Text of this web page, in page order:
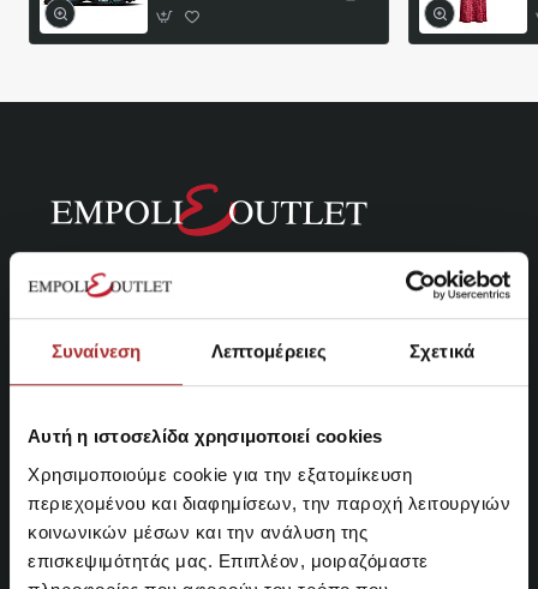
Συναίνεση Λεπτομέρειες Σχετικά
Αυτή η ιστοσελίδα χρησιμοποιεί cookies
Χρησιμοποιούμε cookie για την εξατομίκευση
περιεχομένου και διαφημίσεων, την παροχή λειτουργιών
κοινωνικών μέσων και την ανάλυση της
επισκεψιμότητάς μας. Επιπλέον, μοιραζόμαστε
ΚΑΤΑΣΤΗΜΑΤΑ
Κατάστημα Περιστερίου